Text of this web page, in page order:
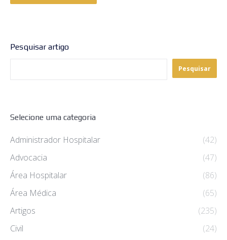
Pesquisar artigo
Pesquisar
Selecione uma categoria
Administrador Hospitalar
(42)
Advocacia
(47)
Área Hospitalar
(86)
Área Médica
(65)
Artigos
(235)
Civil
(24)